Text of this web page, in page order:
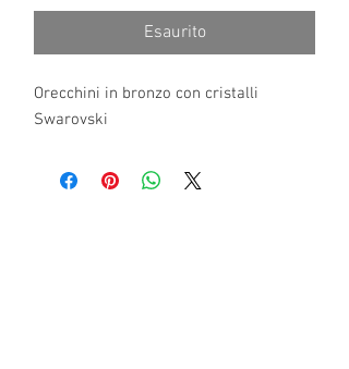
Esaurito
Orecchini in bronzo con cristalli
Swarovski